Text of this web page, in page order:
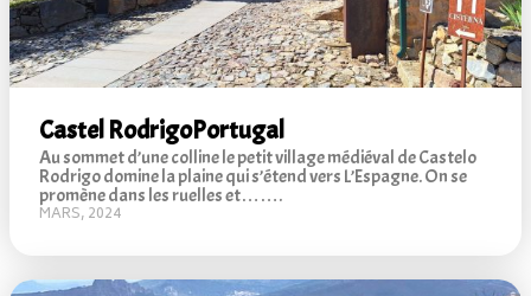
Castel RodrigoPortugal
Au sommet d’une colline le petit village médiéval de Castelo
Rodrigo domine la plaine qui s’étend vers L’Espagne. On se
promène dans les ruelles et…….
MARS, 2024